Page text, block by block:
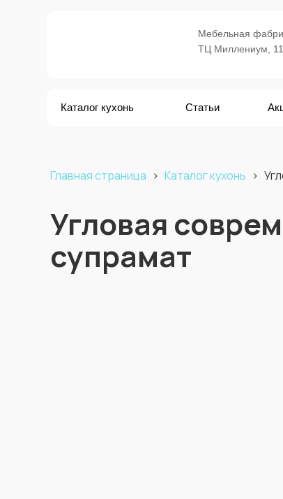
Мебельная
ТЦ Миллениум,
Каталог кухонь Статьи
Главная страница › Каталог кухонь ›
Угловая
супрамат